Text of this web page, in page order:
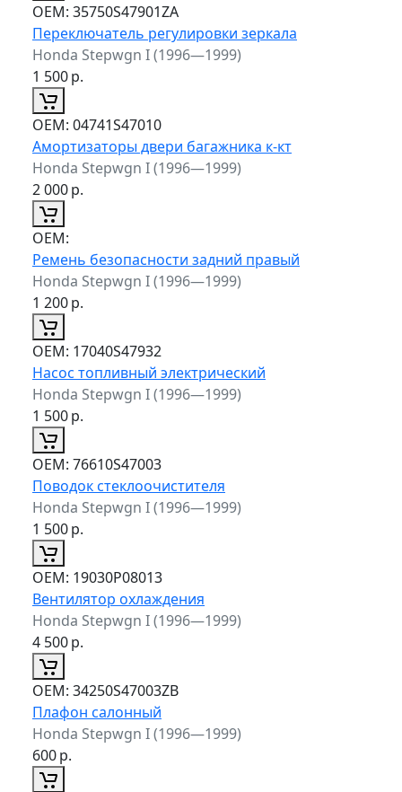
ОЕМ: 35750S47901ZA
Переключатель регулировки зеркала
Honda Stepwgn I (1996—1999)
1 500р.
ОЕМ: 04741S47010
Амортизаторы двери багажника к-кт
Honda Stepwgn I (1996—1999)
2 000р.
ОЕМ:
Ремень безопасности задний правый
Honda Stepwgn I (1996—1999)
1 200р.
ОЕМ: 17040S47932
Насос топливный электрический
Honda Stepwgn I (1996—1999)
1 500р.
ОЕМ: 76610S47003
Поводок стеклоочистителя
Honda Stepwgn I (1996—1999)
1 500р.
ОЕМ: 19030P08013
Вентилятор охлаждения
Honda Stepwgn I (1996—1999)
4 500р.
ОЕМ: 34250S47003ZB
Плафон салонный
Honda Stepwgn I (1996—1999)
600р.